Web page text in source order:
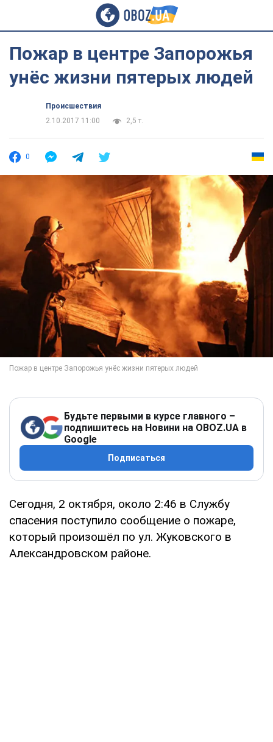
Пожар в центре Запорожья
унёс жизни пятерых людей
Происшествия
2.10.2017 11:00
2,5 т.
0
Будьте первыми в курсе главного –
подпишитесь на Новини на OBOZ.UA в
Google
Подписаться
Сегодня, 2 октября, около 2:46 в Службу
спасения поступило сообщение о пожаре,
который произошёл по ул. Жуковского в
Александровском районе.